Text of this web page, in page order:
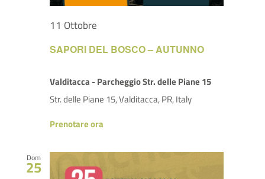
SAPORI DEL BOSCO – AUTUNNO
11 Ottobre
Valditacca - Parcheggio Str. delle Piane 15
Str. delle Piane 15, Valditacca, PR, Italy
Prenotare ora
Dom
25